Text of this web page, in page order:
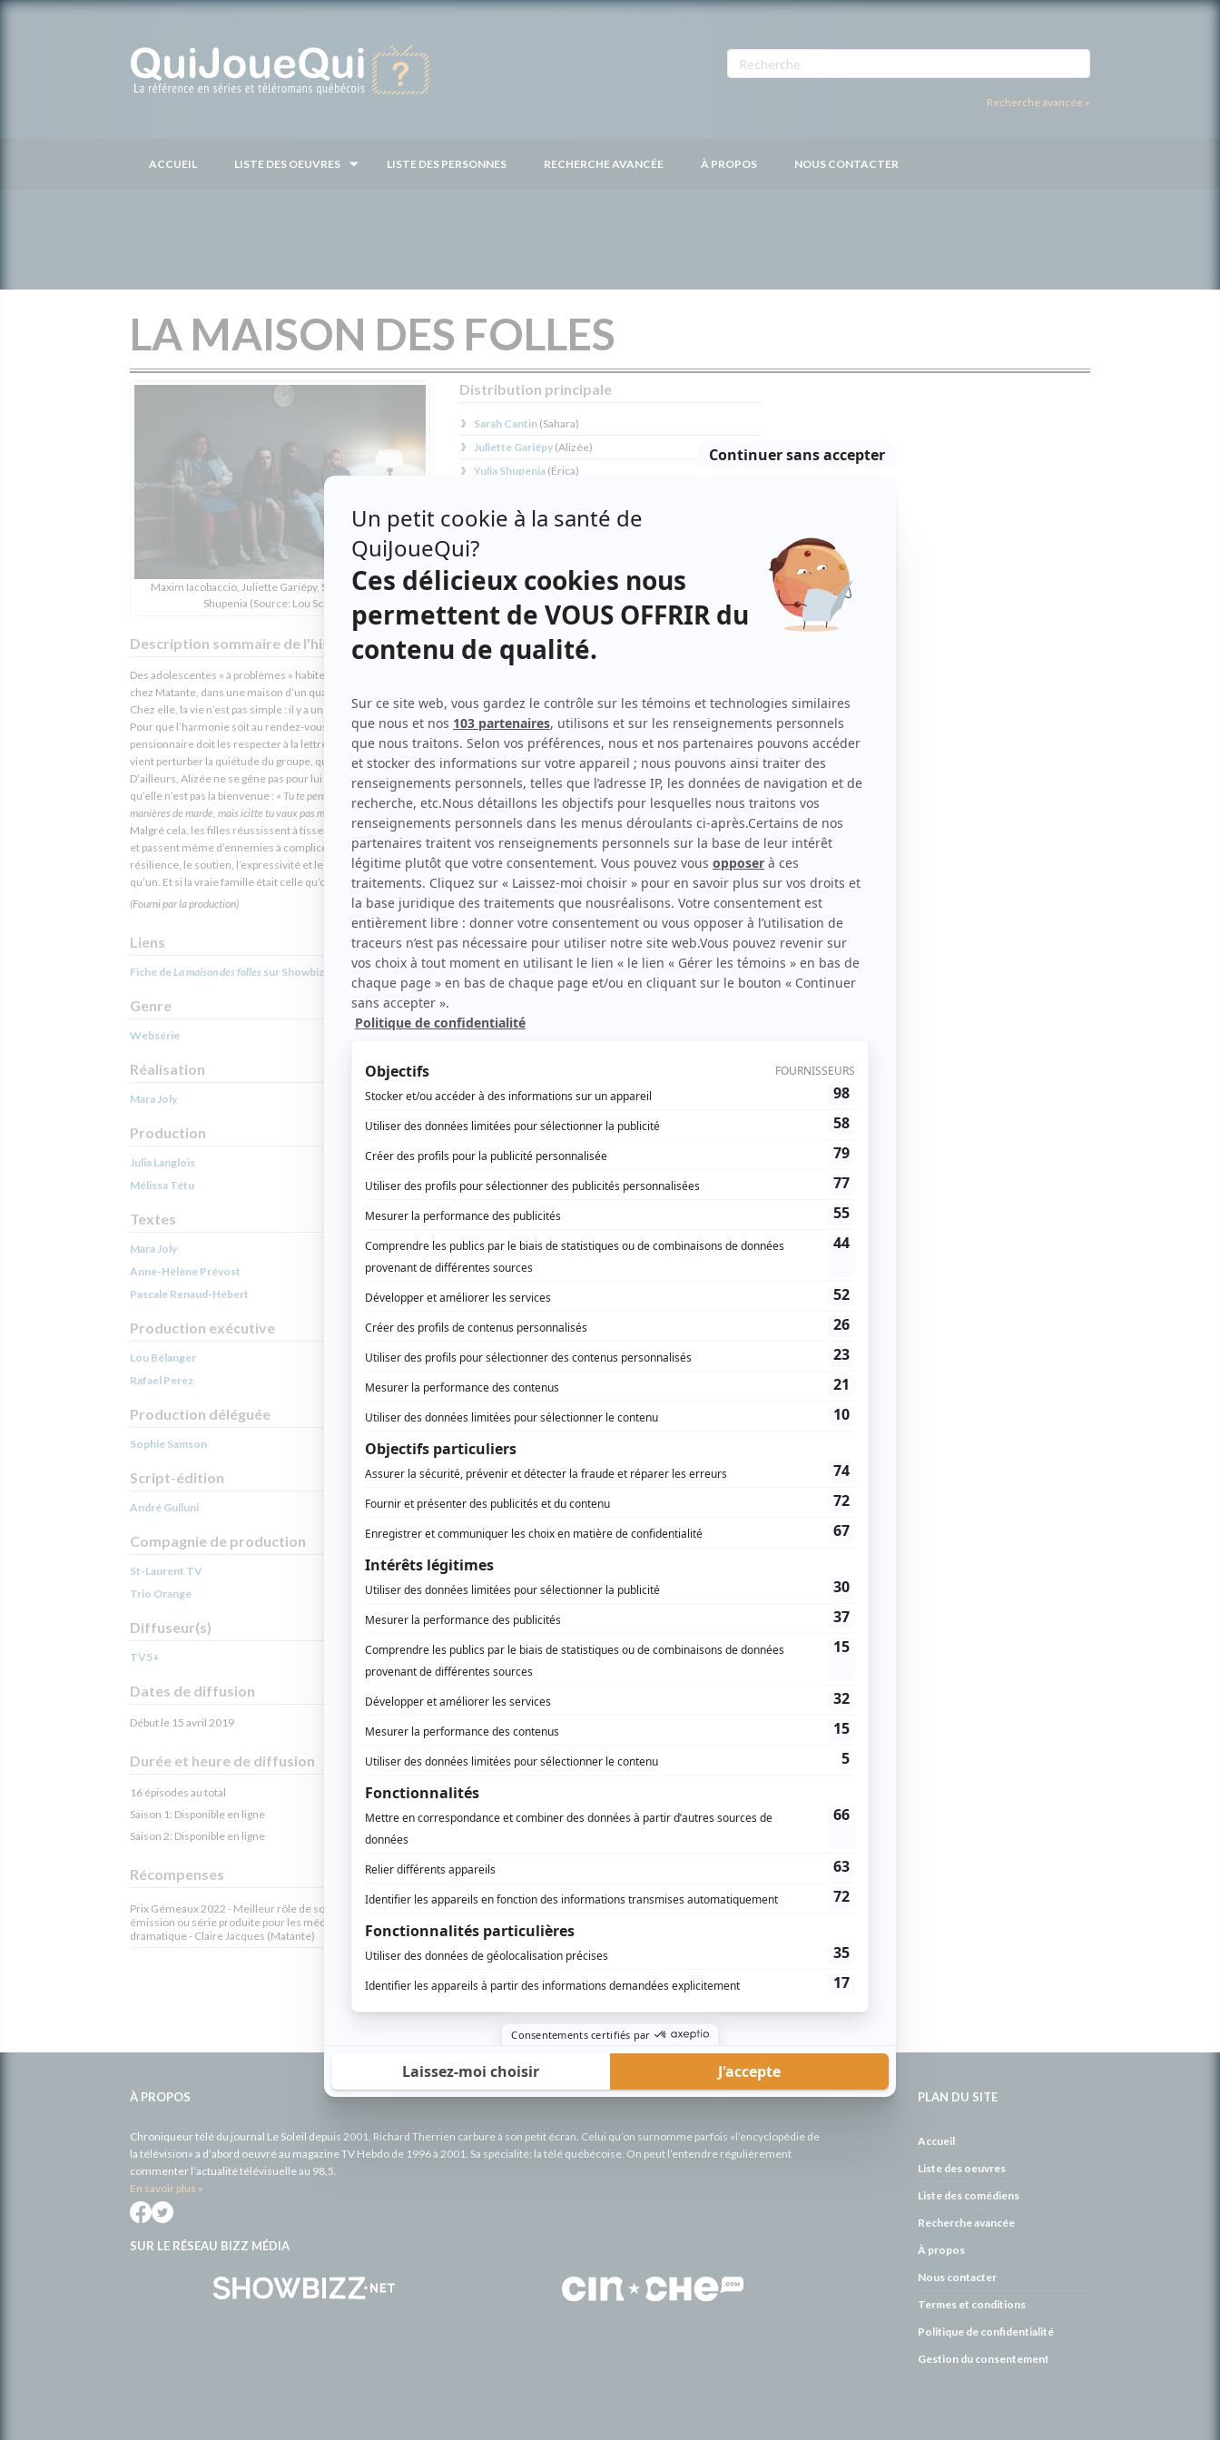
Recherche avancée »
ACCUEIL LISTE DES OEUVRES LISTE DES PERSONNES RECHERCHE AVANCÉE À PROPOS NOUS CONTACTER
LA MAISON DES FOLLES
Maxim Iacobaccio, Juliette Gariépy, Sarah Cantin, Yulia
Shupenia (Source: Lou Scamble)
Description sommaire de l'histoire
Des adolescentes « à problèmes » habitent en famille d’accueil
chez Matante, dans une maison d’un quartier de banlieue.
Chez elle, la vie n’est pas simple : il y a une règle pour tout.
Pour que l’harmonie soit au rendez-vous, chaque
pensionnaire doit les respecter à la lettre. L’arrivée de Sahara
vient perturber la quiétude du groupe, qui lui fait la vie dure.
D’ailleurs, Alizée ne se gêne pas pour lui faire comprendre
qu’elle n’est pas la bienvenue : « Tu te penses ben bonne avec tes
manières de marde, mais icitte tu vaux pas mieux que nous autres.
Malgré cela, les filles réussissent à tisser des liens entre elles
et passent même d’ennemies à complices. Une série où la
résilience, le soutien, l’expressivité et le désordre ne font
qu’un. Et si la vraie famille était celle qu’on choisit?
(Fourni par la production)
Liens
Fiche deLa maison des folles sur Showbizz.net
Genre
Websérie
Réalisation
Mara Joly
Production
Julia Langlois
Mélissa Tétu
Textes
Mara Joly
Anne-Hélène Prévost
Pascale Renaud-Hébert
Production exécutive
Lou Bélanger
Rafael Perez
Production déléguée
Sophie Samson
Script-édition
André Gulluni
Compagnie de production
St-Laurent TV
Trio Orange
Diffuseur(s)
TV5+
Dates de diffusion
Début le 15 avril 2019
Durée et heure de diffusion
16 épisodes au total
Saison 1: Disponible en ligne
Saison 2: Disponible en ligne
Récompenses
Prix Gémeaux 2022 - Meilleur rôle de soutien pour une
émission ou série produite pour les médias numériques :
dramatique - Claire Jacques (Matante)
Distribution principale
Sarah Cantin (Sahara)
Juliette Gariépy (Alizée)
Yulia Shupenia (Érica)
Angélique Cadieux(Dolorès
Maxim Iacobaccio
Distribution secondaire
Mathieu Baron(Mathieu Leclerc)
Émile Schneider (Kevin)
Anglesh Major(Stevo)
Constance Massicotte(Vanessa)
Hubert Proulx
Stéphane
)
Tatiana Zinga Botao( Mère de Sahara)
Anie Pascale(Conductrice DPJ)
Catherine Beauchemin(Policière)
Gabrielle Audet( Ado)
Ado
Vicky Bertrand
Travailleuse sociale )
À PROPOS
Chroniqueur télé du journal Le Soleil depuis 2001, Richard Therrien carbure à son petit écran. Celui qu’on surnomme parfois «l’encyclopédie de
la télévision» a d’abord oeuvré au magazine TV Hebdo de 1996 à 2001. Sa spécialité: la télé québécoise. On peut l’entendre régulièrement
commenter l’actualité télévisuelle au 98,5.
En savoir plus »
SUR LE RÉSEAU BIZZ MÉDIA
PLAN DU SITE
Accueil
Liste des oeuvres
Liste des comédiens
Recherche avancée
À propos
Nous contacter
Termes et conditions
Politique de confidentialité
Gestion du consentement